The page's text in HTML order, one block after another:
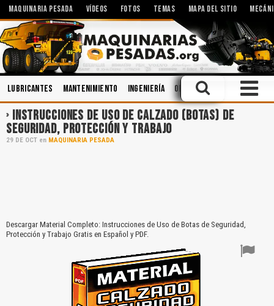
MAQUINARIA PESADA VÍDEOS FOTOS TEMAS MAPA DEL SITIO
Lubricantes Mantenimiento Ingeniería Operación Soldadura
INSTRUCCIONES DE USO DE CALZADO (BOTAS) DE
SEGURIDAD, PROTECCIÓN Y TRABAJO
29 DE OCT en MAQUINARIA PESADA
Descargar Material Completo: Instrucciones de Uso de Botas de Seguridad,
Protección y Trabajo Gratis en Español y PDF.